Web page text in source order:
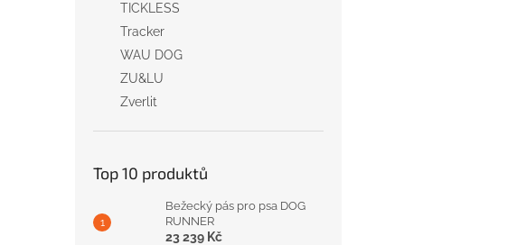
TICKLESS
Tracker
WAU DOG
ZU&LU
Zverlit
Top 10 produktů
Bežecký pás pro psa DOG
RUNNER
23 239 Kč